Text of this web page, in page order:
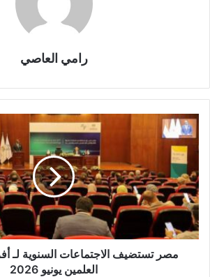
رامي العاصي
مصر تستضيف الاجتماعات السنوية لـ
العلمين يونيو 2026